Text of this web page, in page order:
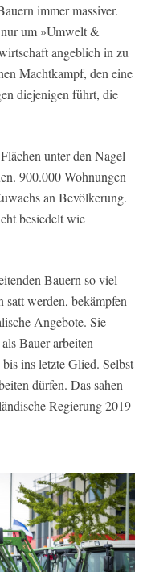
immer massiver.
nur um »Umwelt &
angeblich in zu
Machtkampf, den eine
diejenigen führt, die
unter den Nagel
900.000 Wohnungen
an Bevölkerung.
besiedelt wie
Bauern so viel
satt werden, bekämpfen
Angebote. Sie
Bauer arbeiten
ins letzte Glied. Selbst
dürfen. Das sahen
Regierung 2019